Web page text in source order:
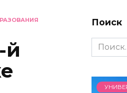
й
Поиск
Search
for: